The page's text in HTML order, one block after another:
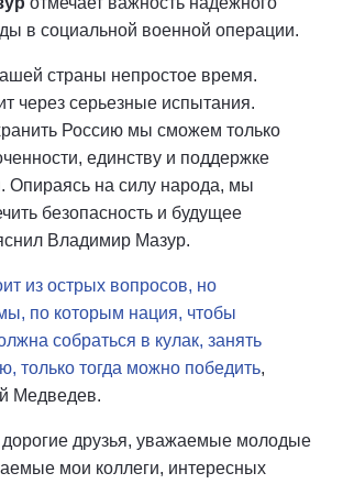
в социальной военной операции.
страны непростое время.
через серьезные испытания.
Россию мы сможем только
единству и поддержке
Опираясь на силу народа, мы
безопасность и будущее
Владимир Мазур.
из острых вопросов, но
по которым нация, чтобы
собраться в кулак, занять
только тогда можно победить,
Медведев.
друзья, уважаемые молодые
мои коллеги, интересных